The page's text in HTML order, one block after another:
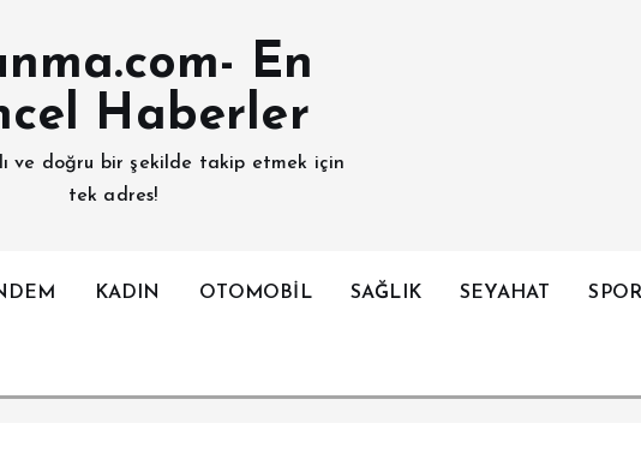
Haberler
ve doğru bir şekilde takip etmek için
tek adres!
KADIN OTOMOBİL SAĞLIK SEYAHAT SPOR